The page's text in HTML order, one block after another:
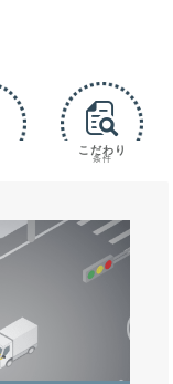
こだわり
条件